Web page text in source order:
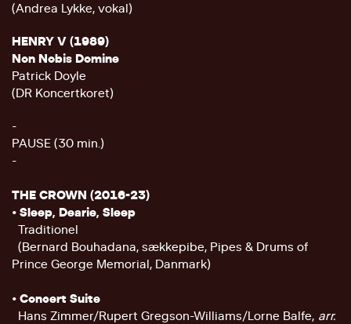
(Andrea Lykke, vokal)
HENRY V (1989)
Non Nobis Domine
Patrick Doyle
(DR Koncertkoret)
-
PAUSE (30 min.)
-
THE CROWN (2016-23)
• Sleep, Dearie, Sleep
Traditionel
(Bernard Bouhadana, sækkepibe, Pipes & Drums of
Prince George Memorial, Danmark)
• Concert Suite
Hans Zimmer/Rupert Gregson-Williams/Lorne Balfe, arr.